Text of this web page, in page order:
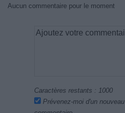
Aucun commentaire pour le moment
Caractères restants : 1000
Prévenez-moi d'un nouveau